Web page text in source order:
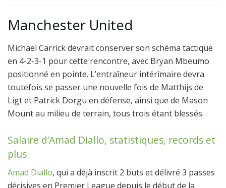
Manchester United
Michael Carrick devrait conserver son schéma tactique
en 4-2-3-1 pour cette rencontre, avec Bryan Mbeumo
positionné en pointe. L’entraîneur intérimaire devra
toutefois se passer une nouvelle fois de Matthijs de
Ligt et Patrick Dorgu en défense, ainsi que de Mason
Mount au milieu de terrain, tous trois étant blessés.
Salaire d’Amad Diallo, statistiques, records et
plus
Amad Diallo, qui a déjà inscrit 2 buts et délivré 3 passes
décisives en Premier League depuis le début de la